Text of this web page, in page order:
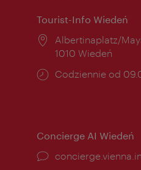
Tourist-Info Wiedeń
Miejsce:
Albertinaplatz/
1010 Wiedeń
Godziny
Codziennie od
Concierge AI Wiedeń